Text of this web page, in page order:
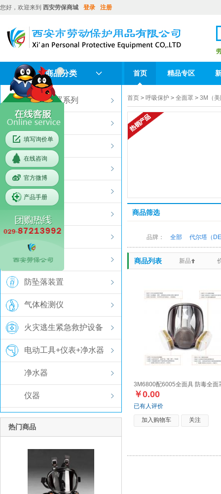
您好，欢迎来到 西安劳保商城 登录 注册
商品分类 首页 精品专区
重要客户
PM2.5口罩系列
面屏头盔
呼吸保护
护目镜
听觉防护
防护手套
防护服装
安全用鞋
防坠落装置
气体检测仪
火灾逃生紧急救护设备
电动工具+仪表+净水器
净水器
仪器
热门商品
首页 > 呼吸保护 > 全面罩 > 3M（
商品筛选
品牌： 全部 代尔塔（
商品列表 新品
3M6800配6005全面具 防毒全面
￥0.00
已有人评价
加入购物车
关注
填写询价单
在线咨询
官方微博
产品手册